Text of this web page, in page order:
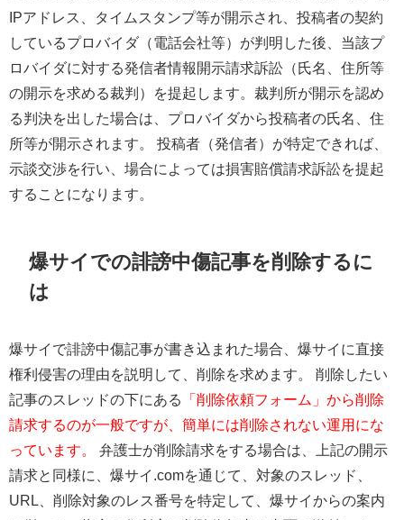
IPアドレス、タイムスタンプ等が開示され、投稿者の契約
しているプロバイダ（電話会社等）が判明した後、当該プ
ロバイダに対する発信者情報開示請求訴訟（氏名、住所等
の開示を求める裁判）を提起します。裁判所が開示を認め
る判決を出した場合は、プロバイダから投稿者の氏名、住
所等が開示されます。 投稿者（発信者）が特定できれば、
示談交渉を行い、場合によっては損害賠償請求訴訟を提起
することになります。
爆サイでの誹謗中傷記事を削除するに
は
爆サイで誹謗中傷記事が書き込まれた場合、爆サイに直接
権利侵害の理由を説明して、削除を求めます。 削除したい
記事のスレッドの下にある
「削除依頼フォーム」から削除
請求するのが一般ですが、簡単には削除されない運用にな
っています。
弁護士が削除請求をする場合は、上記の開示
請求と同様に、 爆サイ.comを通じて、対象のスレッド、
URL、削除対象のレス番号を特定して、爆サイからの案内